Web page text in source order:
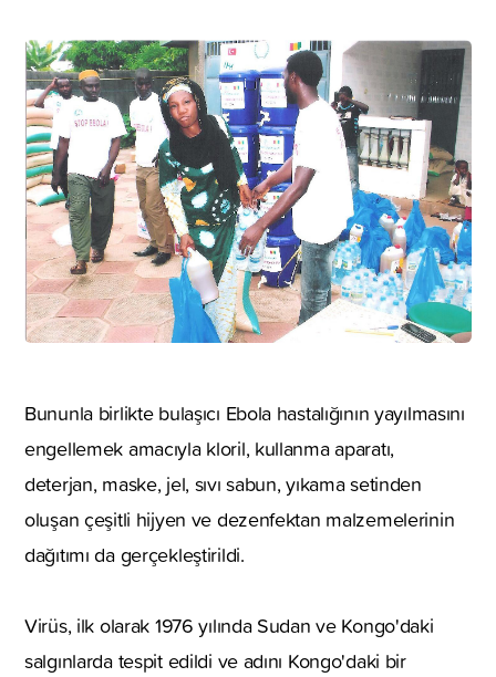
Bununla birlikte bulaşıcı Ebola hastalığının yayılmasını
engellemek amacıyla kloril, kullanma aparatı,
deterjan, maske, jel, sıvı sabun, yıkama setinden
oluşan çeşitli hijyen ve dezenfektan malzemelerinin
dağıtımı da gerçekleştirildi.
Virüs, ilk olarak 1976 yılında Sudan ve Kongo'daki
salgınlarda tespit edildi ve adını Kongo'daki bir